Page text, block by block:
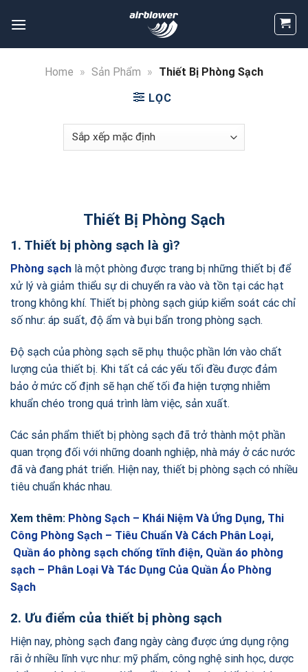
Home » Sản Phẩm » Thiết Bị Phòng Sạch
LỌC
Thiết Bị Phòng Sạch
1. Thiết bị phòng sạch là gì?
Phòng sạch là một phòng được trang bị những thiết bị để
xử lý và giảm thiểu sự di chuyển ra vào và tồn tại các hạt
trong không khí. Thiết bị phòng sạch giúp kiểm soát các chỉ
số như: áp suất, độ ẩm và bụi bẩn trong phòng sạch.
Độ sạch của phòng sạch sẽ phụ thuộc phần lớn vào chất
lượng của thiết bị. Khi tất cả các yếu tối đều được đảm
bảo ở mức cố định sẽ hạn chế tối đa hiện tượng nhiễm
khuẩn chéo trong quá trình làm việc, sản xuất.
Các sản phẩm thiết bị phòng sạch đã trở thành một phần
quan trọng đối với những doanh nghiệp, nhà máy ở các nước
đã và đang phát triển. Hiện nay, thiết bị phòng sạch có nhiều
tiêu chuẩn khác nhau.
Xem thêm: Phòng Sạch – Khái Niệm Và Ứng Dụng, Thi
Công Phòng Sạch – Tiêu Chuẩn Và Cách Phân Loại,
Quần áo phòng sạch chống tĩnh điện, Quần áo phòng
sạch – Phân Loại Và Tác Dụng Của Quần Áo Phòng
Sạch
2. Ưu điểm của thiết bị phòng sạch
Hiện nay, phòng sạch đang ngày càng được ứng dụng rộng
rãi ở nhiều lĩnh vực như: mỹ phẩm, công nghệ sinh học, dược